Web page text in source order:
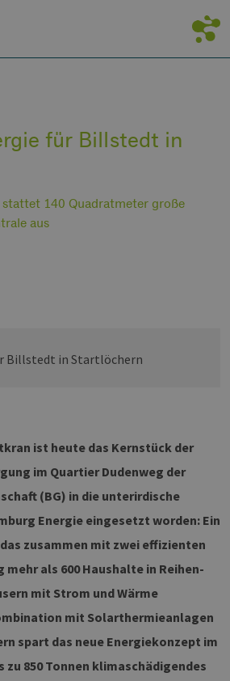
für Billstedt in
stattet 140 Quadratmeter große
aus
ist heute das Kernstück der
im Quartier Dudenweg der
(BG) in die unterirdische
Energie eingesetzt worden: Ein
zusammen mit zwei effizienten
als 600 Haushalte in Reihen-
mit Strom und Wärme
mit Solarthermieanlagen
spart das neue Energiekonzept im
850 Tonnen klimaschädigendes